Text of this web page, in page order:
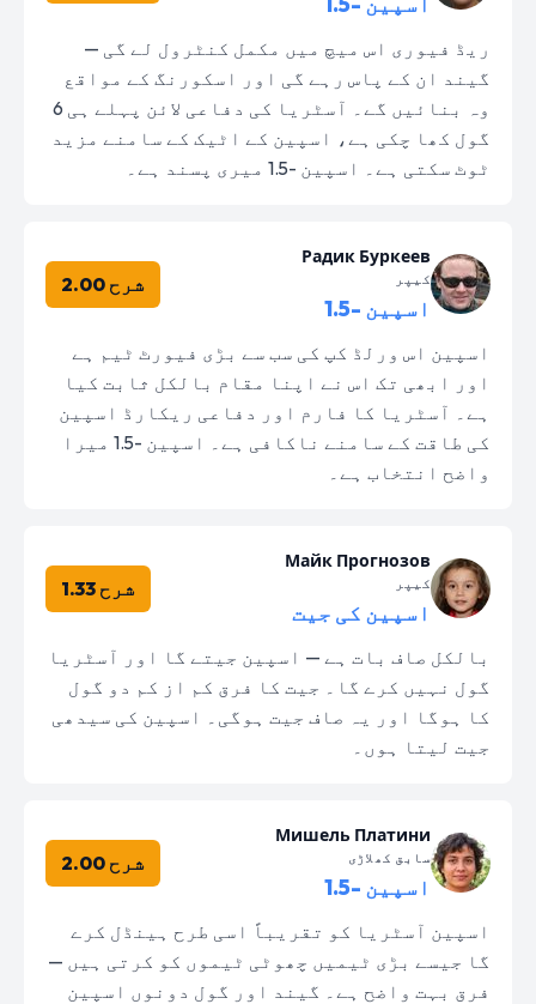
ریڈ فیوری اس میچ میں مکمل کنٹرول لے گی —
گیند ان کے پاس رہے گی اور اسکورنگ کے مواقع
وہ بنائیں گے۔ آسٹریا کی دفاعی لائن پہلے ہی 6
گول کھا چکی ہے، اسپین کے اٹیک کے سامنے مزید
ٹوٹ سکتی ہے۔ اسپین -1.5 میری پسند ہے۔
Радик Буркеев
کیپر
اسپین -1.5
شرح 2.00
اسپین اس ورلڈ کپ کی سب سے بڑی فیورٹ ٹیم ہے
اور ابھی تک اس نے اپنا مقام بالکل ثابت کیا
ہے۔ آسٹریا کا فارم اور دفاعی ریکارڈ اسپین
کی طاقت کے سامنے ناکافی ہے۔ اسپین -1.5 میرا
واضح انتخاب ہے۔
Майк Прогнозов
کیپر
اسپین کی جیت
شرح 1.33
بالکل صاف بات ہے — اسپین جیتے گا اور آسٹریا
گول نہیں کرے گا۔ جیت کا فرق کم از کم دو گول
کا ہوگا اور یہ صاف جیت ہوگی۔ اسپین کی سیدھی
جیت لیتا ہوں۔
Мишель Платини
سابق کھلاڑی
اسپین -1.5
شرح 2.00
اسپین آسٹریا کو تقریباً اسی طرح ہینڈل کرے
گا جیسے بڑی ٹیمیں چھوٹی ٹیموں کو کرتی ہیں —
فرق بہت واضح ہے۔ گیند اور گول دونوں اسپین